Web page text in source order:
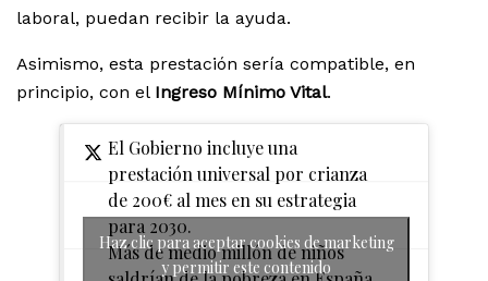
laboral, puedan recibir la ayuda.
Asimismo, esta prestación sería compatible, en
principio, con el Ingreso Mínimo Vital.
El Gobierno incluye una
prestación universal por crianza
de 200€ al mes en su estrategia
para 2030.
Más de medio millón de niños
Haz clic para aceptar cookies de marketing
y permitir este contenido